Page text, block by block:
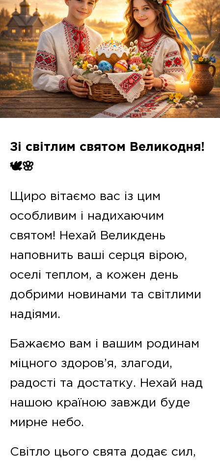
Зі світлим святом Великодня!
🕊️🌸
Щиро вітаємо вас із цим
особливим і надихаючим
святом! Нехай Великдень
наповнить ваші серця вірою,
оселі теплом, а кожен день
добрими новинами та світлими
надіями.
Бажаємо вам і вашим родинам
міцного здоров’я, злагоди,
радості та достатку. Нехай над
нашою країною завжди буде
мирне небо.
Світло цього свята додає сил,